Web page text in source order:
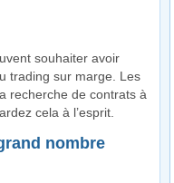
souhaiter avoir
trading sur marge. Les
recherche de contrats à
cela à l’esprit.
nombre